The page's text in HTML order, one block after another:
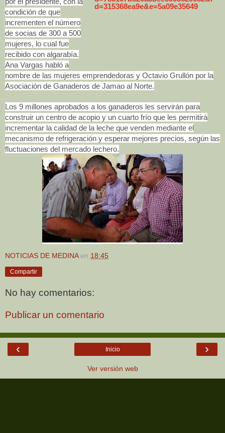
condición de que
incrementen el número
de socias de 300 a 500
mujeres, lo cual fue
recibido con algarabía.
Ana Vargas habló a
nombre de las mujeres emprendedoras y Octavio Grullón por la
Asociación de Ganaderos de Jamao al Norte.
Los 9 millones aprobados a los ganaderos les servirán para
construir un centro de acopio y un cuarto frío que les permitirá
incrementar la calidad de la leche que venden mediante el
mecanismo de refrigeración y esperar mejores precios, según las
fluctuaciones del mercado lechero.
NOTICIAS DE MEDINA en 18:45
Compartir
No hay comentarios:
Publicar un comentario
‹ ›
Inicio
Ver versión web